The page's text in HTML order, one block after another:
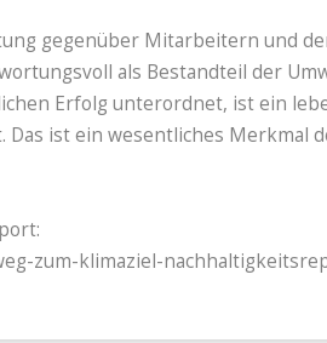
gegenüber Mitarbeitern und
als Bestandteil der
Erfolg unterordnet, ist ein
ist ein wesentliches Merkmal
zum-klimaziel-